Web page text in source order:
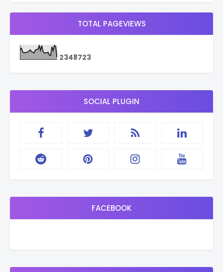
TOTAL PAGEVIEWS
2348723
SOCIAL PLUGIN
FACEBOOK